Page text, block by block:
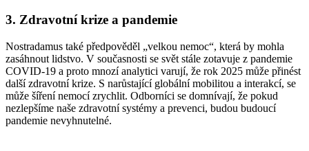
3. Zdravotní krize a pandemie
Nostradamus také předpověděl „velkou nemoc“, která by mohla
zasáhnout lidstvo. V současnosti se svět stále zotavuje z pandemie
COVID-19 a proto mnozí analytici varují, že rok 2025 může přinést
další zdravotní krize. S narůstající globální mobilitou a interakcí, se
může šíření nemocí zrychlit. Odborníci se domnívají, že pokud
nezlepšíme naše zdravotní systémy a prevenci, budou budoucí
pandemie nevyhnutelné.